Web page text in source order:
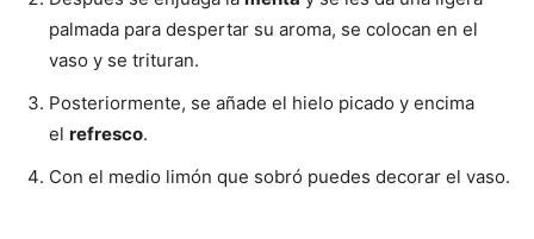
palmada para despertar su aroma, se colocan en el
vaso y se trituran.
Posteriormente, se añade el hielo picado y encima
el refresco.
Con el medio limón que sobró puedes decorar el vaso.